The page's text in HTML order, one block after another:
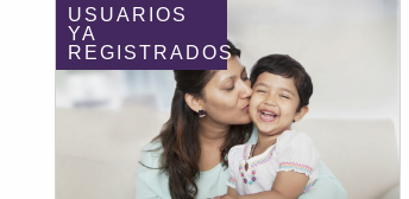
USUARIOS
YA
REGISTRADOS